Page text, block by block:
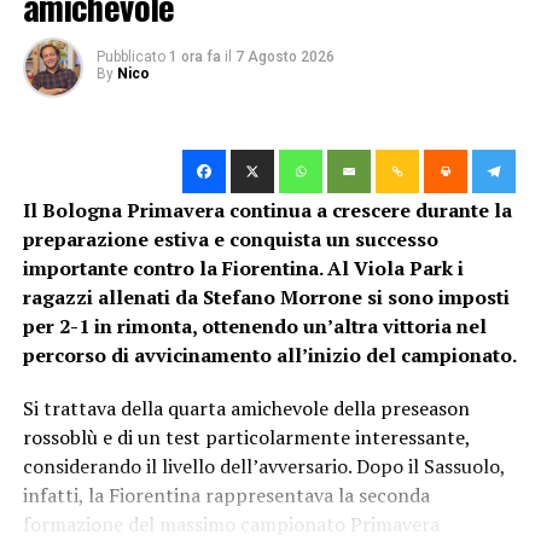
sulla sua destra.
Il secondo tempo decide la semifinale:
La ripresa si apre con il vantaggio viola: al 50′
Braschi
approfitta di una respinta corta di Happonen e insacca
di tap-in. Il portiere rossoblù si riscatta quattro minuti
più tardi, neutralizzando il destro di Atzeni dall’interno
dell’area. Il Bologna prova a reagire, ma al 67′ il neo-
entrato Bertolinichiude definitivamente i conti con un
destro potente che non lascia scampo ad Happonen. Nel
finale ci provanoJakual 76′ eCastaldoal 78′, entrambi
neutralizzati da Leonardelli o deviati fuori. Il triplice
fischio dell’arbitro Manzo sancisce la fine della corsa del
Bologna Primavera.
Il tabellino di Fiorentina-Bologna
Pubblicato 1 ora fa il 7 Agosto 2026
By Nico
Il Bologna Primavera continua a crescere durante la
preparazione estiva e conquista un successo
importante contro la Fiorentina. Al Viola Park i
ragazzi allenati da Stefano Morrone si sono imposti
per 2-1 in rimonta, ottenendo un’altra vittoria nel
percorso di avvicinamento all’inizio del campionato.
Si trattava della quarta amichevole della preseason
rossoblù e di un test particolarmente interessante,
considerando il livello dell’avversario. Dopo il Sassuolo,
infatti, la Fiorentina rappresentava la seconda
formazione del massimo campionato Primavera